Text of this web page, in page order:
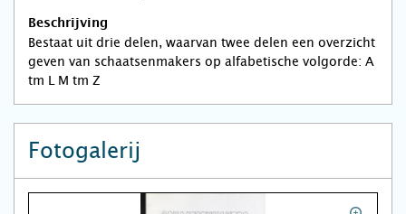
Beschrijving
Bestaat uit drie delen, waarvan twee delen een overzicht
geven van schaatsenmakers op alfabetische volgorde: A
tm L M tm Z
Fotogalerij